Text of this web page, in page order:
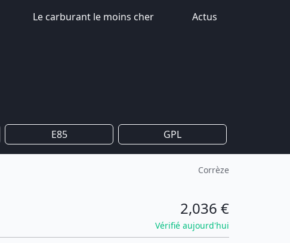
Le carburant le moins cher Actus
E85 GPL
Corrèze
2,036 €
Vérifié aujourd'hui